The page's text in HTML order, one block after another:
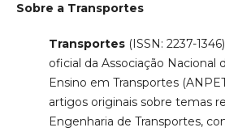
Sobre a Transportes
Transportes(ISSN: 2237-1346)
oficial da Associação Nacional
Ensino em Transportes
artigos originais sobre temas
Engenharia de Transportes,